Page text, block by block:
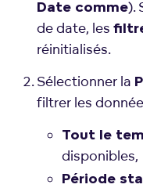
Date comme).
de date, les
réinitialisés.
Sélectionner la
filtrer les
Tout le
disponibles,
Période